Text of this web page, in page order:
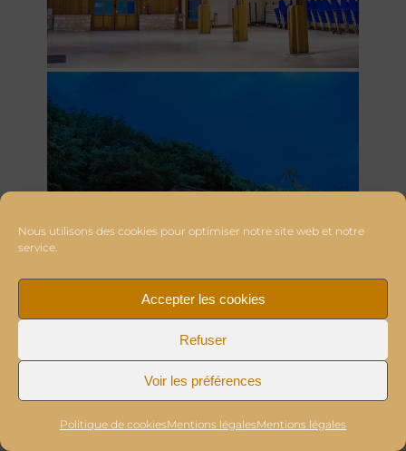
Nous utilisons des cookies pour optimiser notre site web et notre
service.
Accepter les cookies
Refuser
Voir les préférences
Politique de cookiesMentions légalesMentions légales